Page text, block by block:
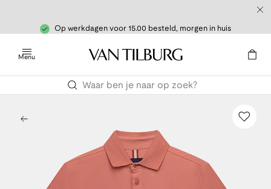
Op werkdagen voor 15.00 besteld, morgen in huis
Menu